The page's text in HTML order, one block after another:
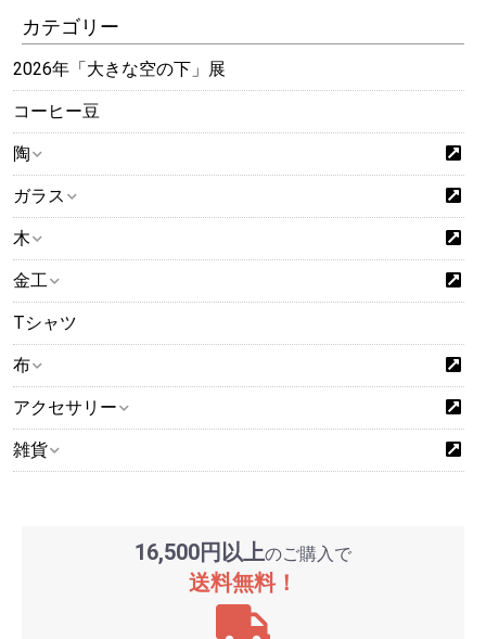
カテゴリー
2026年「大きな空の下」展
コーヒー豆
陶
ガラス
木
金工
Tシャツ
布
アクセサリー
雑貨
16,500円以上のご購入で
送料無料！